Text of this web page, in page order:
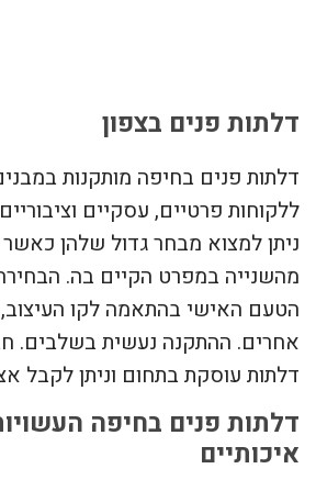
דלתות פנים בצפון
דלתות פנים בחיפה מותקנות
ללקוחות פרטיים, עסקיים
ניתן למצוא מבחר גדול שלהן
מהשנייה במפרט הקיים בה.
הטעם האישי בהתאמה לקו העיצוב,
אחרים. ההתקנה נעשית בשלבים.
דלתות עוסקת בתחום וניתן לקבל
דלתות פנים בחיפה
איכותיים